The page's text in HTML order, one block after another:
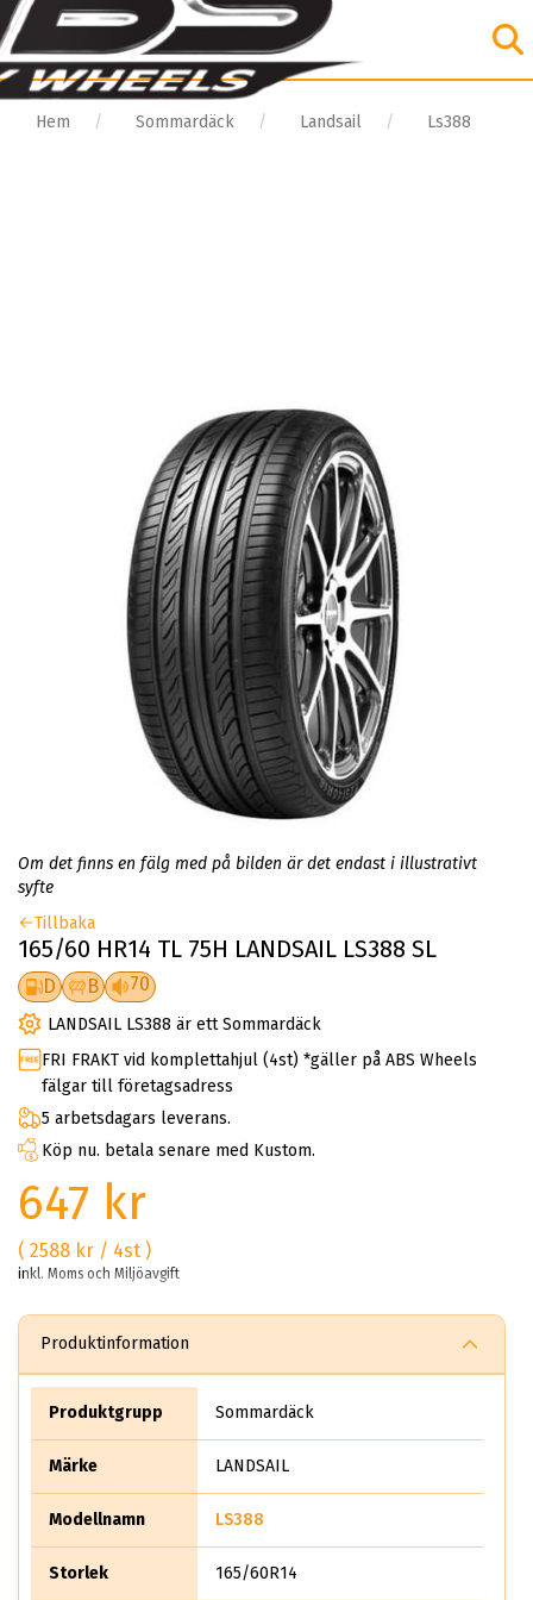
Hem Sommardäck Landsail Ls388
Om det finns en fälg med på bilden är det endast i illustrativt
syfte
Tillbaka
165/60 HR14 TL 75H LANDSAIL LS388 SL
D B 70
LANDSAIL LS388 är ett Sommardäck
FRI FRAKT vid komplettahjul (4st) *gäller på ABS Wheels
fälgar till företagsadress
5 arbetsdagars leverans.
Köp nu. betala senare med Kustom.
647 kr
( 2588 kr / 4st )
inkl. Moms och Miljöavgift
Produktinformation
Produktgrupp Sommardäck
Märke LANDSAIL
Modellnamn LS388
Storlek 165/60R14